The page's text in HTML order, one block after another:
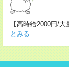
【高時給2000円/
とみる